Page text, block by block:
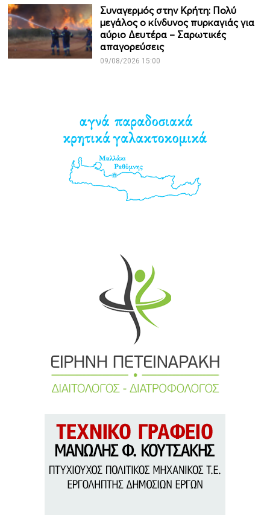
Συναγερμός στην Κρήτη: Πολύ
μεγάλος ο κίνδυνος πυρκαγιάς για
αύριο Δευτέρα – Σαρωτικές
απαγορεύσεις
09/08/2026 15:00